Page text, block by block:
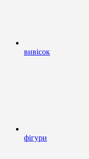
вивісок
фігури